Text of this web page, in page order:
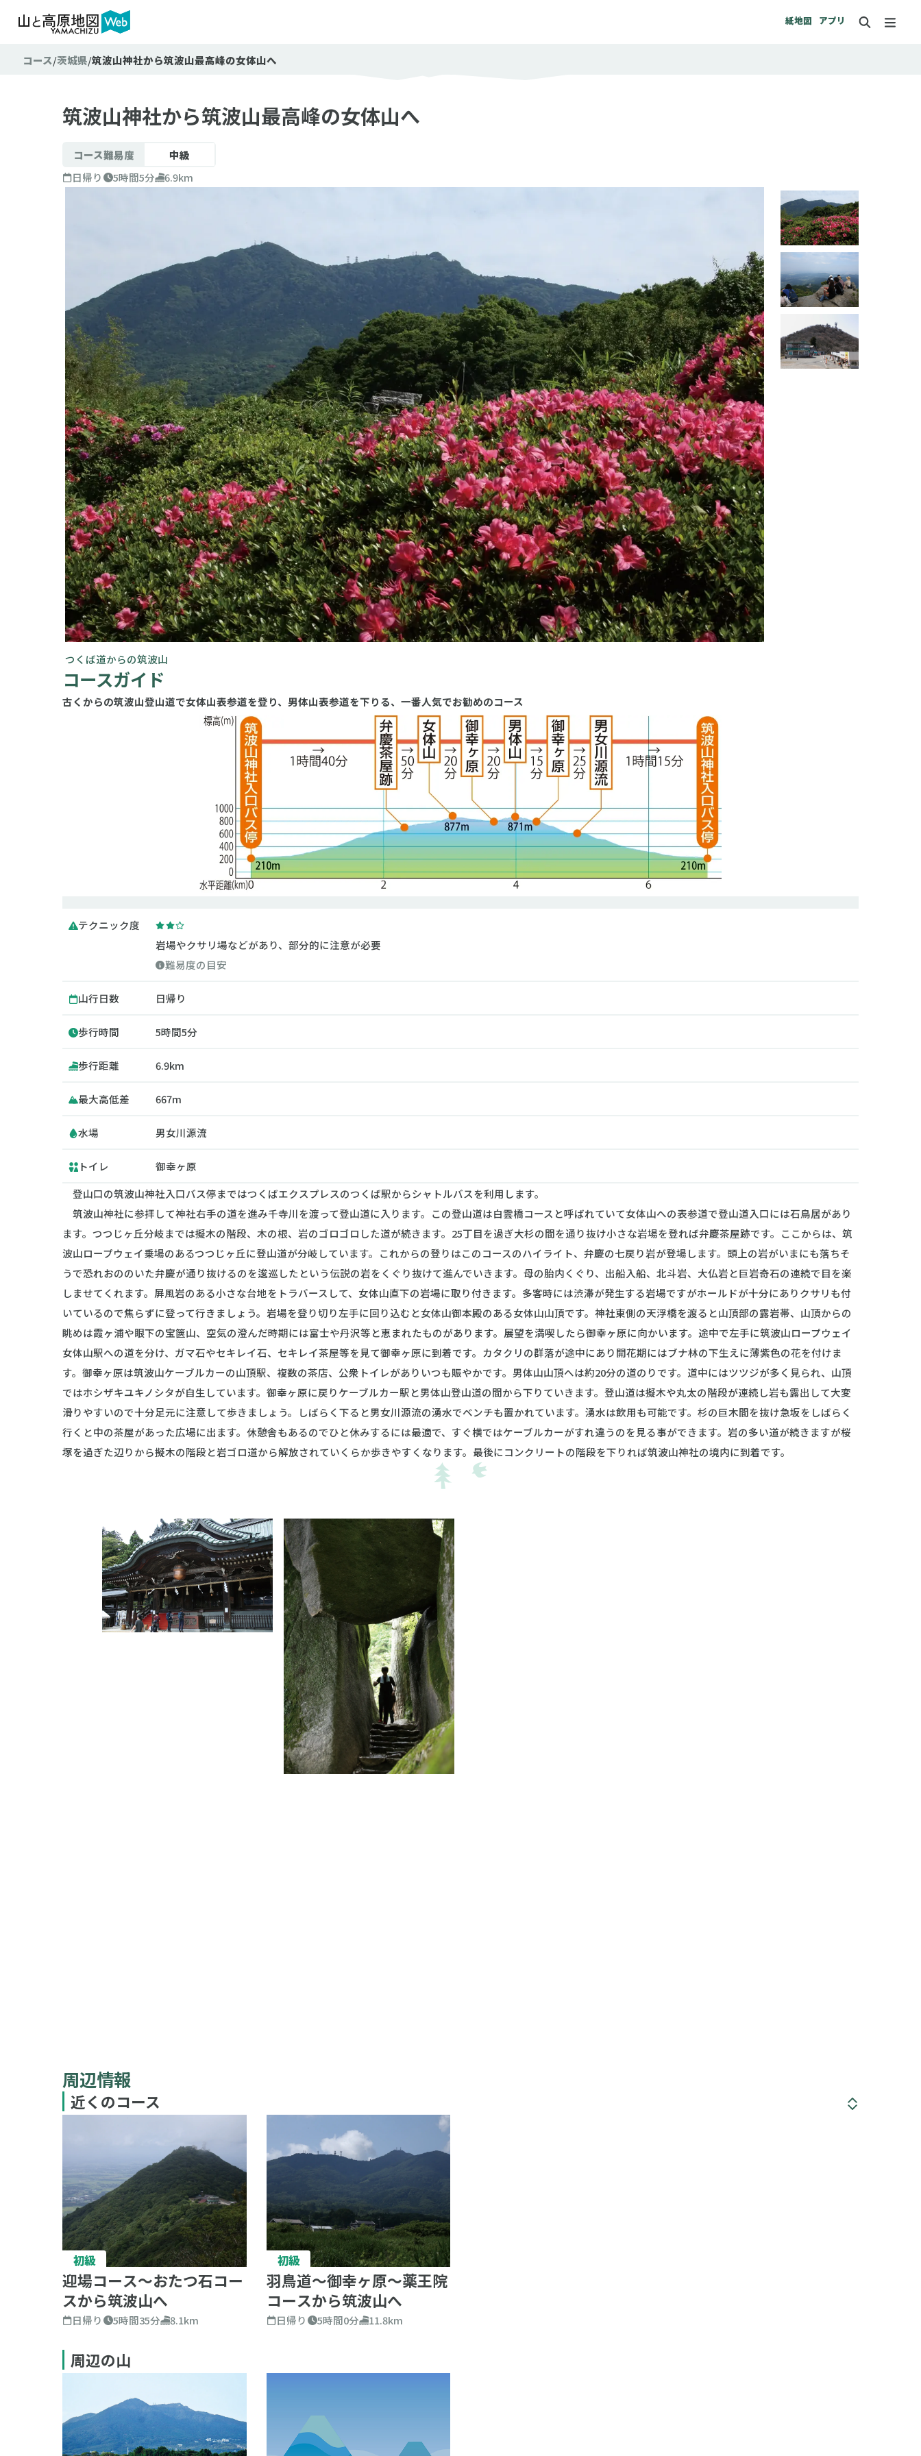
紙地図 アプリ
コース 茨城県 筑波山神社から筑波山最高峰の女体山へ
筑波山神社から筑波山最高峰の女体山へ
コース難易度
中級
日帰り
5時間5分 6.9km
つくば道からの筑波山
コースガイド
古くからの筑波山登山道で女体山表参道を登り、男体山表参道を下りる、一番人気でお勧めのコース
テクニック度
岩場やクサリ場などがあり、部分的に注意が必要
難易度の目安
岩場やクサリ場などがなく、問題なく歩ける
山行日数 日帰り
歩行時間 5時間5分
歩行距離 6.9km
最大高低差 667m
水場 男女川源流
トイレ
御幸ヶ原
登山口の筑波山神社入口バス停まではつくばエクスプレスのつくば駅からシャトルバスを利用します。
筑波山神社に参拝して神社右手の道を進み千寺川を渡って登山道に入ります。この登山道は白雲橋コースと呼ばれていて女体山への表参道で登山道入口には石鳥居があり
ます。つつじヶ丘分岐までは擬木の階段、木の根、岩のゴロゴロした道が続きます。25丁目を過ぎ大杉の間を通り抜け小さな岩場を登れば弁慶茶屋跡です。ここからは、筑
波山ロープウェイ乗場のあるつつじヶ丘に登山道が分岐しています。これからの登りはこのコースのハイライト、弁慶の七戻り岩が登場します。頭上の岩がいまにも落ちそ
うで恐れおののいた弁慶が通り抜けるのを逡巡したという伝説の岩をくぐり抜けて進んでいきます。母の胎内くぐり、出船入船、北斗岩、大仏岩と巨岩奇石の連続で目を楽
しませてくれます。屛風岩のある小さな台地をトラバースして、女体山直下の岩場に取り付きます。多客時には渋滞が発生する岩場ですがホールドが十分にありクサリも付
いているので焦らずに登って行きましょう。岩場を登り切り左手に回り込むと女体山御本殿のある女体山山頂です。神社東側の天浮橋を渡ると山頂部の露岩帯、山頂からの
眺めは霞ヶ浦や眼下の宝篋山、空気の澄んだ時期には富士や丹沢等と恵まれたものがあります。展望を満喫したら御幸ヶ原に向かいます。途中で左手に筑波山ロープウェイ
女体山駅への道を分け、ガマ石やセキレイ石、セキレイ茶屋等を見て御幸ヶ原に到着です。カタクリの群落が途中にあり開花期にはブナ林の下生えに薄紫色の花を付けま
す。御幸ヶ原は筑波山ケーブルカーの山頂駅、複数の茶店、公衆トイレがありいつも賑やかです。男体山山頂へは約20分の道のりです。道中にはツツジが多く見られ、山頂
ではホシザキユキノシタが自生しています。御幸ヶ原に戻りケーブルカー駅と男体山登山道の間から下りていきます。登山道は擬木や丸太の階段が連続し岩も露出して大変
滑りやすいので十分足元に注意して歩きましょう。しばらく下ると男女川源流の湧水でベンチも置かれています。湧水は飲用も可能です。杉の巨木間を抜け急坂をしばらく
行くと中の茶屋があった広場に出ます。休憩舎もあるのでひと休みするには最適で、すぐ横ではケーブルカーがすれ違うのを見る事ができます。岩の多い道が続きますが桜
塚を過ぎた辺りから擬木の階段と岩ゴロ道から解放されていくらか歩きやすくなります。最後にコンクリートの階段を下りれば筑波山神社の境内に到着です。
周辺情報
近くのコース
初級
迎場コース～おたつ石コー
スから筑波山へ
日帰り 5時間35分 8.1km
初級
羽鳥道～御幸ヶ原～薬王院
コースから筑波山へ
日帰り 5時間0分 11.8km
周辺の山